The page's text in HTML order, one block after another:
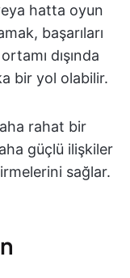
hatta oyun
başarıları
dışında
bir yol olabilir.
rahat bir
güçlü ilişkiler
sağlar.